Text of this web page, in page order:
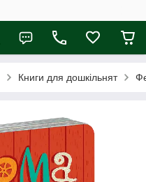
Книги для дошкільнят